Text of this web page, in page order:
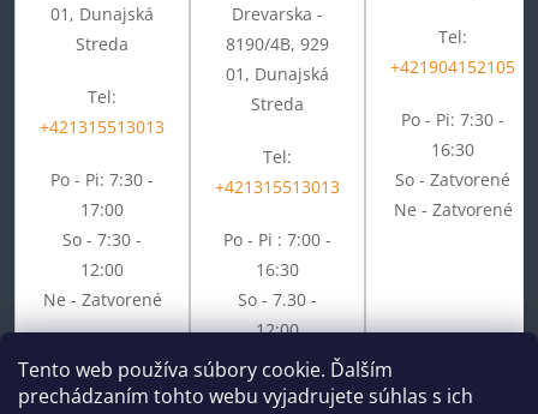
Tento web používa súbory cookie. Ďalším
prechádzaním tohto webu vyjadrujete súhlas s ich
01, Dunajská
Streda
Tel:
+421315513013
Po - Pi: 7:30 -
17:00
So - 7:30 -
12:00
Ne - Zatvorené
Drevarska -
8190/4B, 929
01, Dunajská
Streda
Tel:
+421315513013
Po - Pi : 7:00 -
16:30
So - 7.30 -
12:00
Ne - Zatvorené
Tel:
+421904152105
Po - Pi: 7:30 -
16:30
So - Zatvorené
Ne - Zatvorené